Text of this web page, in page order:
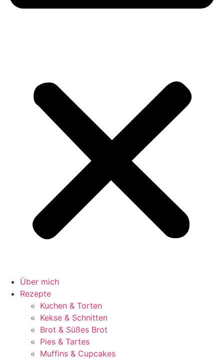
Über mich
Rezepte
Kuchen & Torten
Kekse & Schnitten
Brot & Süßes Brot
Pies & Tartes
Muffins & Cupcakes